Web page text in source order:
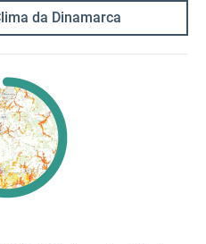
da Dinamarca